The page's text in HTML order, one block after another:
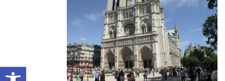
פתח